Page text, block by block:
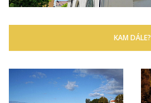
KAM DÁLE?